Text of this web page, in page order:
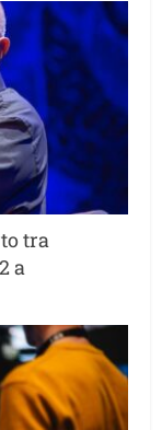
tra
a